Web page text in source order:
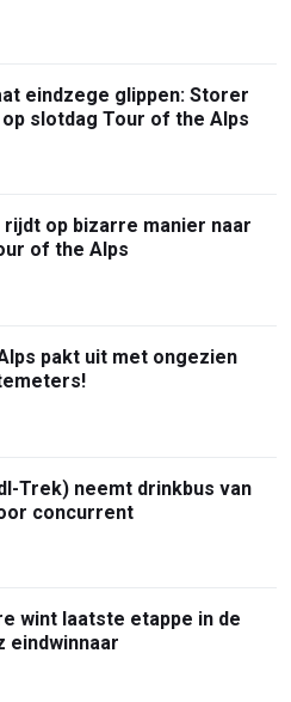
eindzege glippen: Storer
slotdag Tour of the Alps
rijdt op bizarre manier naar
of the Alps
pakt uit met ongezien
Trek) neemt drinkbus van
concurrent
wint laatste etappe in de
eindwinnaar